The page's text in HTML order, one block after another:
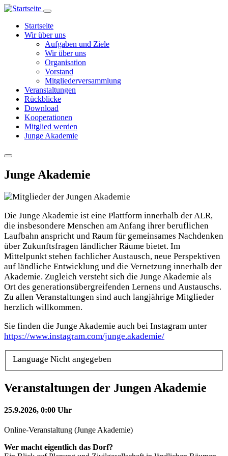
Direkt
Inhalt
Hauptnavigation
Startseite
Wir über uns
Aufgaben und Ziele
Wir über uns
Organisation
Vorstand
Mitgliederversammlung
Veranstaltungen
Rückblicke
Download
Kooperationen
Mitglied werden
Junge Akademie
Junge Akademie
Die Junge Akademie ist eine Plattform innerhalb der ALR,
die insbesondere Menschen am Anfang ihrer beruflichen
Laufbahn anspricht und Raum für gemeinsames Nachdenken
über Zukunftsfragen ländlicher Räume bietet. Im
Mittelpunkt stehen fachlicher Austausch, neue Perspektiven
auf ländliche Entwicklung und die Vernetzung innerhalb der
Akademie. Zugleich versteht sich die Junge Akademie als
Ort des generationsübergreifenden Lernens und Austauschs.
Zu allen Veranstaltungen sind auch langjährige Mitglieder
herzlich willkommen.
Sie finden die Junge Akademie auch bei Instagram unter
https://www.instagram.com/junge.akademie/
Language Nicht angegeben
Veranstaltungen der Jungen Akademie
25.9.2026, 0:00 Uhr
Online-Veranstaltung (Junge Akademie)
Wer macht eigentlich das Dorf?